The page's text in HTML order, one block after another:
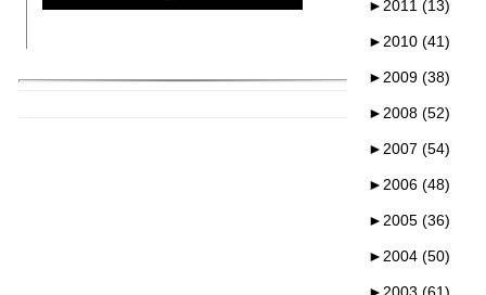
► 2011 (13)
► 2010 (41)
► 2009 (38)
► 2008 (52)
► 2007 (54)
► 2006 (48)
► 2005 (36)
► 2004 (50)